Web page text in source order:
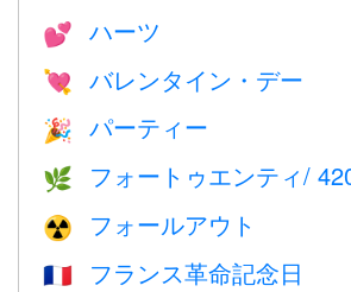
💕 ハーツ
💘 バレンタイン・デー
🎉 パーティー
🌿 フォートゥエンティ/
☢️ フォールアウト
🇫🇷 フランス革命記念日